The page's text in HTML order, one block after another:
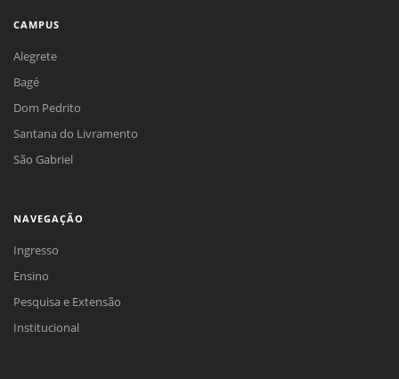
CAMPUS
Alegrete
Bagé
Dom Pedrito
Santana do Livramento
São Gabriel
NAVEGAÇÃO
Ingresso
Ensino
Pesquisa e Extensão
Institucional